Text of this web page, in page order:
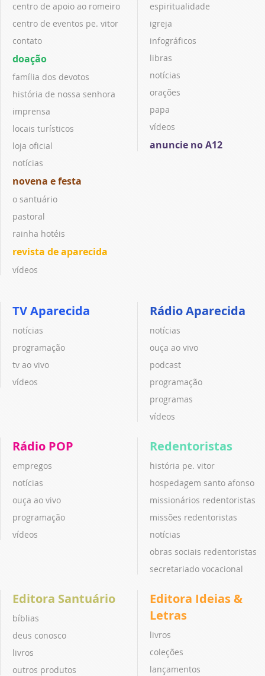
centro de apoio ao romeiro
centro de eventos pe. vitor
contato
doação
família dos devotos
história de nossa senhora
imprensa
locais turísticos
loja oficial
notícias
novena e festa
o santuário
pastoral
rainha hotéis
revista de aparecida
vídeos
espiritualidade
igreja
infográficos
libras
notícias
orações
papa
vídeos
anuncie no A12
TV Aparecida
notícias
programação
tv ao vivo
vídeos
Rádio Aparecida
notícias
ouça ao vivo
podcast
programação
programas
vídeos
Rádio POP
empregos
notícias
ouça ao vivo
programação
vídeos
Redentoristas
história pe. vitor
hospedagem santo afonso
missionários redentoristas
missões redentoristas
notícias
obras sociais redentoristas
secretariado vocacional
Editora Santuário
bíblias
deus conosco
livros
outros produtos
Editora Ideias &
Letras
livros
coleções
lançamentos